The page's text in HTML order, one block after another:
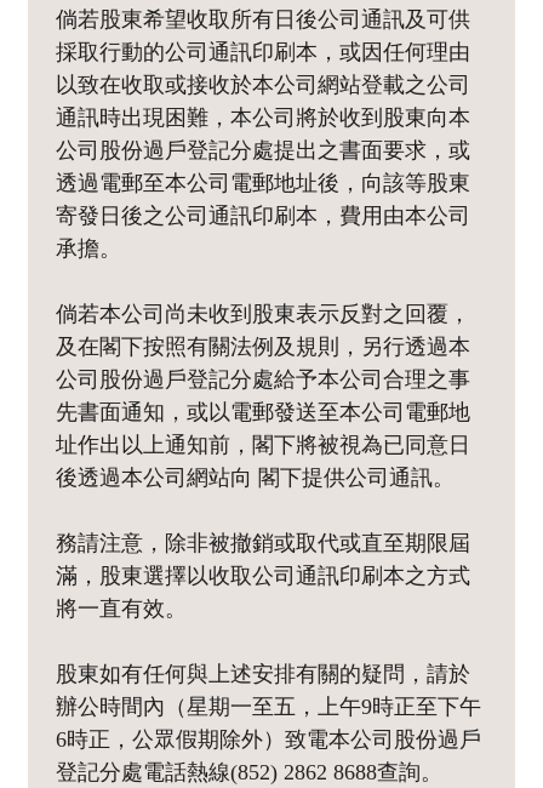
倘若股東希望收取所有日後公司通訊及可供
採取行動的公司通訊印刷本，或因任何理由
以致在收取或接收於本公司網站登載之公司
通訊時出現困難，本公司將於收到股東向本
公司股份過戶登記分處提出之書面要求，或
透過電郵至本公司電郵地址後，向該等股東
寄發日後之公司通訊印刷本，費用由本公司
承擔。
倘若本公司尚未收到股東表示反對之回覆，
及在閣下按照有關法例及規則，另行透過本
公司股份過戶登記分處給予本公司合理之事
先書面通知，或以電郵發送至本公司電郵地
址作出以上通知前，閣下將被視為已同意日
後透過本公司網站向 閣下提供公司通訊。
務請注意，除非被撤銷或取代或直至期限屆
滿，股東選擇以收取公司通訊印刷本之方式
將一直有效。
股東如有任何與上述安排有關的疑問，請於
辦公時間內（星期一至五，上午9時正至下午
6時正，公眾假期除外）致電本公司股份過戶
登記分處電話熱線(852) 2862 8688查詢。